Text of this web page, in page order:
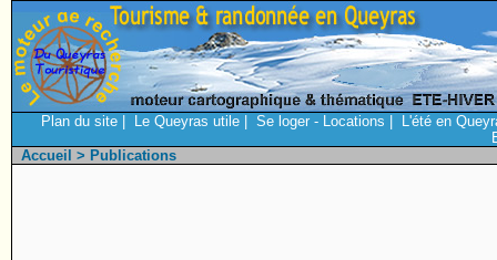
Plan du site Le Queyras utile Se loger - Locations
L'été en
Accueil > Publications